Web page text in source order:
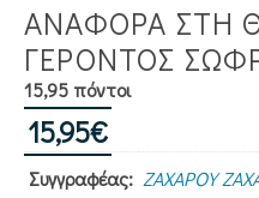
ΑΝΑΦΟΡΑ ΣΤΗ
ΓΕΡΟΝΤΟΣ
15,95 πόντοι
15,95€
Συγγραφέας: ΖΑΧΑΡΟΥ